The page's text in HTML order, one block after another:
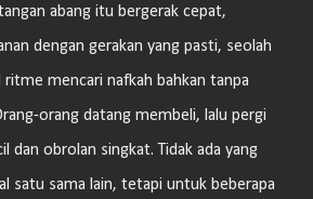
abang itu bergerak cepat,
dengan gerakan yang pasti, seolah
mencari nafkah bahkan tanpa
orang datang membeli, lalu pergi
dan obrolan singkat. Tidak ada yang
satu sama lain, tetapi untuk beberapa